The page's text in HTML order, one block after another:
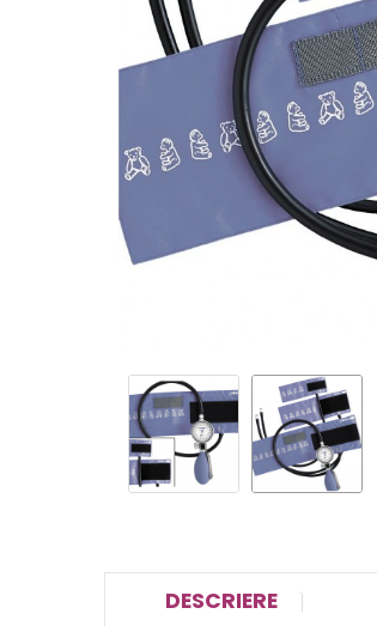
DESCRIERE